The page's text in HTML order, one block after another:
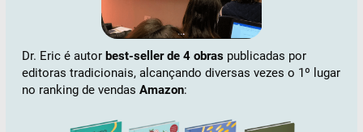
Dr. Eric é autor best-seller de 4 obras publicadas por
editoras tradicionais, alcançando diversas vezes o 1º lugar
no ranking de vendas Amazon: